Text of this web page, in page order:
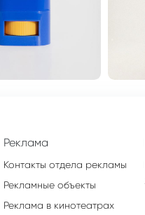
Реклама
Контакты отдела рекламы
Рекламные объекты
Реклама в кинотеатрах